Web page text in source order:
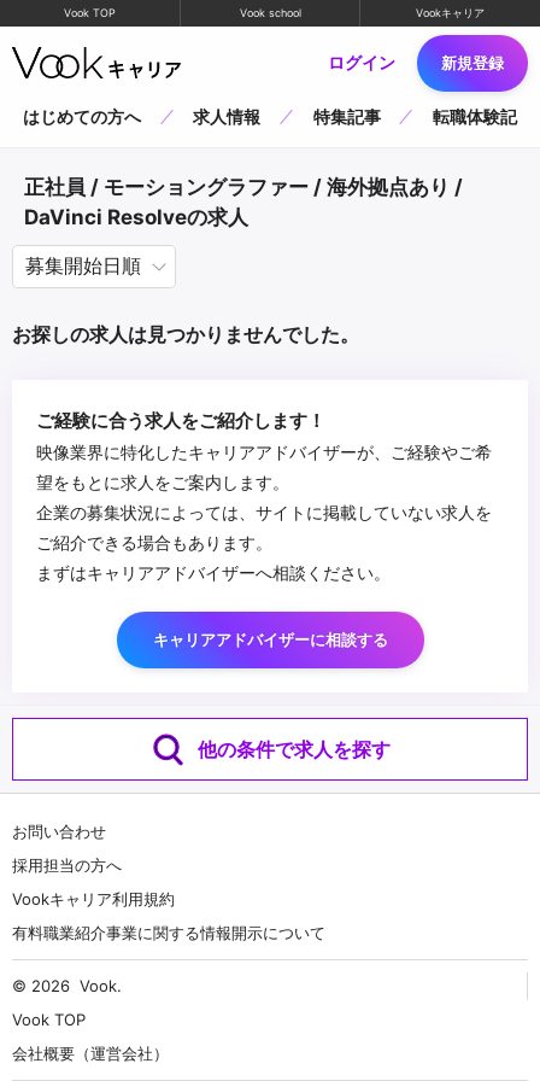
Vook TOP Vook school Vookキャリア
ログイン 新規登録
はじめての方へ 求人情報 特集記事 転職体験記
正社員 / モーショングラファー / 海外拠点あり /
DaVinci Resolveの求人
お探しの求人は見つかりませんでした。
ご経験に合う求人をご紹介します！
映像業界に特化したキャリアアドバイザーが、ご経験やご希
望をもとに求人をご案内します。
企業の募集状況によっては、サイトに掲載していない求人を
ご紹介できる場合もあります。
まずはキャリアアドバイザーへ相談ください。
キャリアアドバイザーに相談する
他の条件で求人を探す
お問い合わせ
採用担当の方へ
Vookキャリア利用規約
有料職業紹介事業に関する情報開示について
© 2026 Vook.
Vook TOP
会社概要（運営会社）